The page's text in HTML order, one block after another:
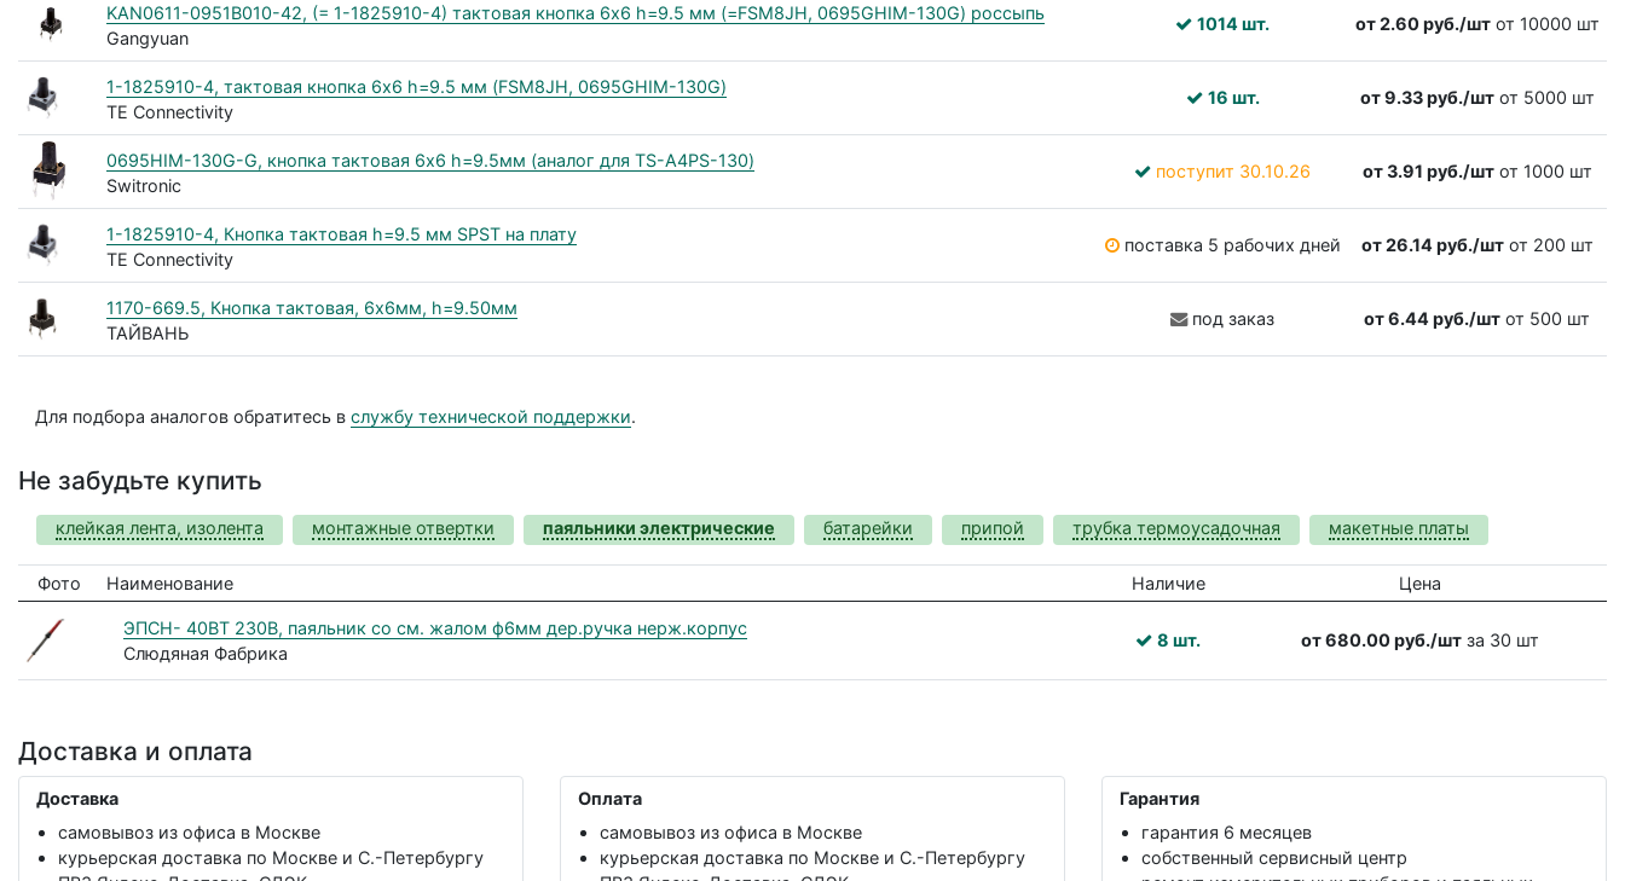
KAN0611-0951B010-42, (= 1-1825910-4) тактовая кнопка 6х6 h=9.5 мм (=FSM8JH, 0695GHIM-130G) россыпь
Gangyuan
1014 шт. от 2.60 руб./штот 10000 шт
1-1825910-4, тактовая кнопка 6х6 h=9.5 мм (FSM8JH, 0695GHIM-130G)
TE Connectivity
16 шт. от 9.33 руб./штот 5000 шт
0695HIM-130G-G, кнопка тактовая 6х6 h=9.5мм (аналог для TS-A4PS-130)
Switronic
поступит 30.10.26 от 3.91 руб./штот 1000 шт
1-1825910-4, Кнопка тактовая h=9.5 мм SPST на плату
TE Connectivity
поставка 5 рабочих дней от 26.14 руб./штот 200 шт
1170-669.5, Кнопка тактовая, 6х6мм, h=9.50мм
ТАЙВАНЬ
под заказ от 6.44 руб./шт от 500 шт
Для подбора аналогов обратитесь вслужбу технической поддержки.
Не забудьте купить
клейкая лента, изолента монтажные отвертки паяльники электрические батарейки припой трубка термоусадочная макетные платы
Фото Наименование Наличие Цена
ЭПСН- 40ВТ 230В, паяльник со см. жалом ф6мм дер.ручка нерж.корпус
Слюдяная Фабрика
8 шт. от 680.00 руб./штза 30 шт
Доставка и оплата
Доставка
самовывоз из офиса в Москве
курьерская доставка по Москве и С.-Петербургу
Оплата
самовывоз из офиса в Москве
курьерская доставка по Москве и С.-Петербургу
Гарантия
гарантия 6 месяцев
собственный сервисный центр